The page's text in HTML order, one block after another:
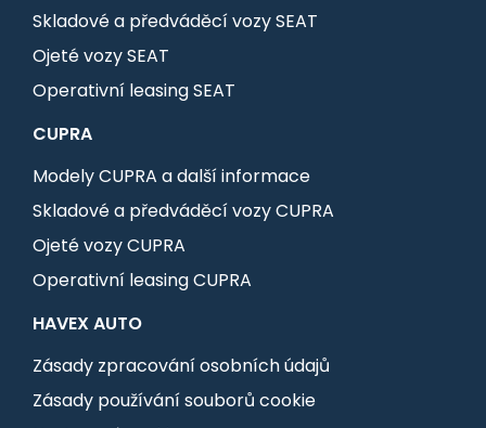
Skladové a předváděcí vozy SEAT
Ojeté vozy SEAT
Operativní leasing SEAT
CUPRA
Modely CUPRA a další informace
Skladové a předváděcí vozy CUPRA
Ojeté vozy CUPRA
Operativní leasing CUPRA
HAVEX AUTO
Zásady zpracování osobních údajů
Zásady používání souborů cookie